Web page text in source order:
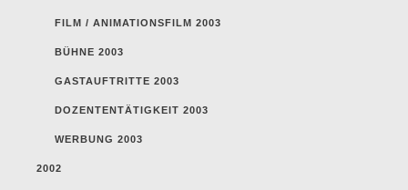
FILM / ANIMATIONSFILM 2003
BÜHNE 2003
GASTAUFTRITTE 2003
DOZENTENTÄTIGKEIT 2003
WERBUNG 2003
2002